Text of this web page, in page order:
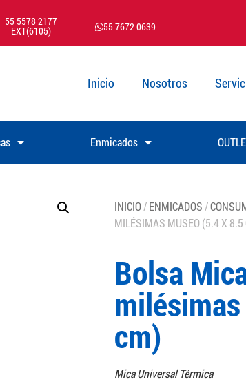
55 5578 2177
EXT(6105) 55 7672 0639
Inicio Nosotros
Enmicados
INICIO/ENMICADOS /
MILÉSIMAS MUSEO (5.4 X 8.5
Bolsa
cm)
Mica Universal Térmica